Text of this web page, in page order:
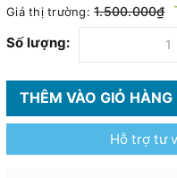
Giá thị trường: 1.500.000₫
Số lượng:
THÊM VÀO GIỎ HÀNG
Hỗ trợ tư